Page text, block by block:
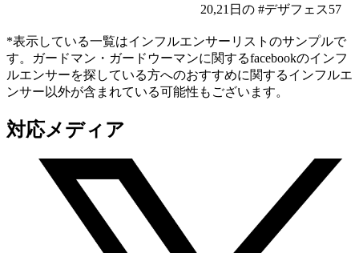
20,21日の #デザフェス57
*表示している一覧はインフルエンサーリストのサンプルで
す。ガードマン・ガードウーマンに関するfacebookのインフ
ルエンサーを探している方へのおすすめに関するインフルエ
ンサー以外が含まれている可能性もございます。
対応メディア